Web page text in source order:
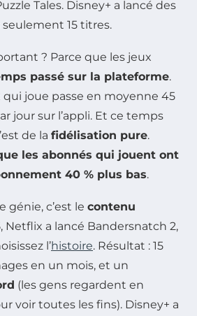
Tales. Disney+ a lancé des
seulement 15 titres.
? Parce que les jeux
passé sur la plateforme.
joue passe en moyenne 45
jour sur l’appli. Et ce temps
de la fidélisation pure.
les abonnés qui jouent ont
40 % plus bas.
génie, c’est le contenu
Netflix a lancé Bandersnatch 2,
l’histoire. Résultat : 15
en un mois, et un
(les gens regardent en
voir toutes les fins). Disney+ a